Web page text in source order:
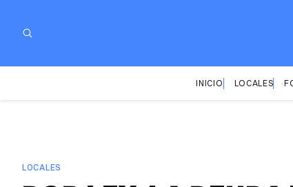
INICIO LOCALES
LOCALES